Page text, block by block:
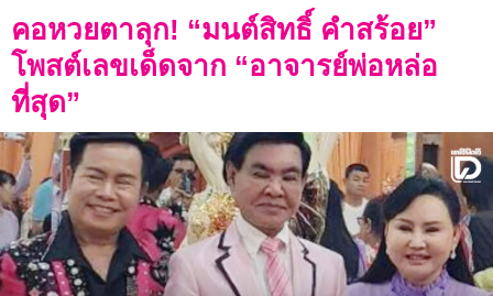
คอหวยตาลุก! “มนต์สิทธิ์ คำสร้อย”
โพสต์เลขเด็ดจาก “อาจารย์พ่อหล่อ
ที่สุด”